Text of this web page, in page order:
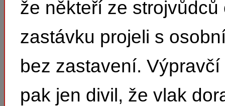
že někteří ze strojvůdců
zastávku projeli s
bez zastavení.
pak jen divil, že vlak